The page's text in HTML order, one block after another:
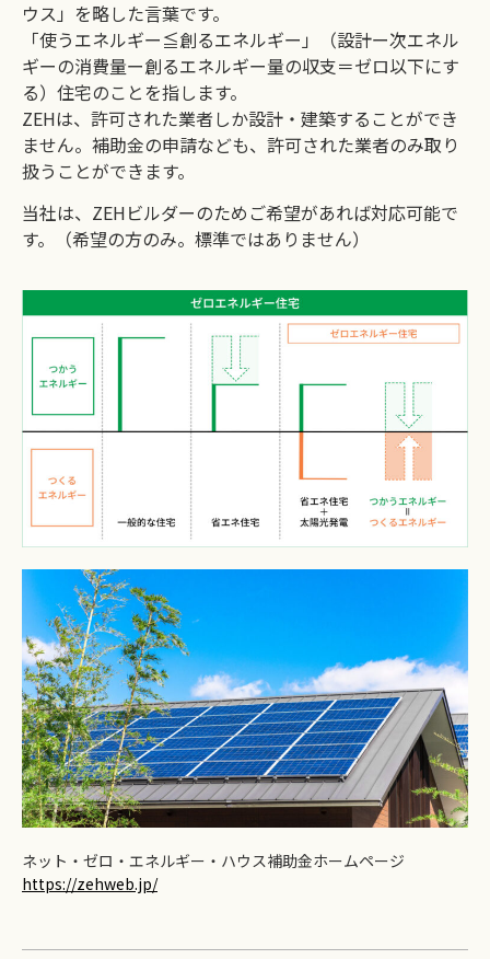
ウス」を略した言葉です。
「使うエネルギー≦創るエネルギー」（設計ー次エネル
ギーの消費量ー創るエネルギー量の収支＝ゼロ以下にす
る）住宅のことを指します。
ZEHは、許可された業者しか設計・建築することができ
ません。補助金の申請なども、許可された業者のみ取り
扱うことができます。
当社は、ZEHビルダーのためご希望があれば対応可能で
す。（希望の方のみ。標準ではありません）
ネット・ゼロ・エネルギー・ハウス補助金ホームページ
https://zehweb.jp/